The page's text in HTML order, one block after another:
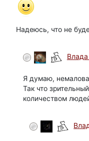
Надеюсь, что не
Влада
Я думаю,
Так что
количеством